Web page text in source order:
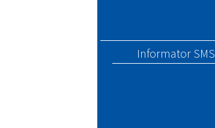
Informator SMS